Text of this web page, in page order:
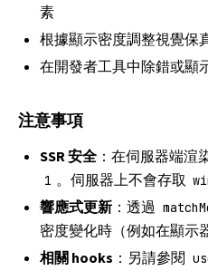
素
根據顯示密度調整視覺保
在開發者工具中除錯或顯
注意事項
SSR 安全 ：在伺服器端渲
1 。伺服器上不會存取
響應式更新 ：透過
密度變化時（例如在顯示
相關 hooks ：另請參閱